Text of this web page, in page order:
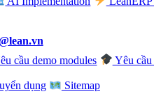
cầu demo modules
Yêu cầu
dụng
Sitemap